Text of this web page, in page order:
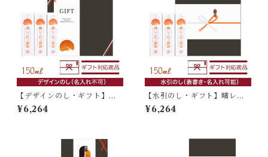
【デザインのし・ギフト】晴
レノ日ノ醤油 150ml×3本入
¥6,264
【水引のし・ギフト】晴レノ
日ノ醤油 150ml×3本入
¥6,264